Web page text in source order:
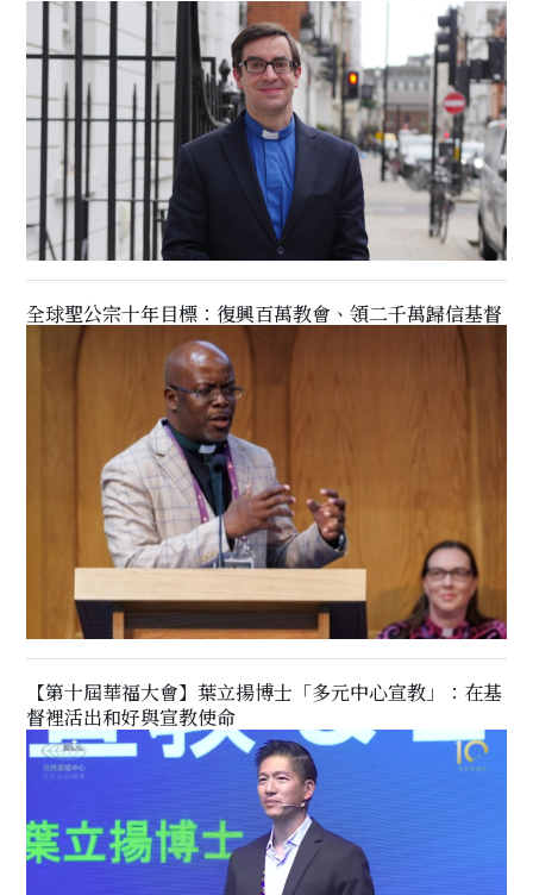
全球聖公宗十年目標：復興百萬教會、領二千萬歸信基督
【第十屆華福大會】葉立揚博士「多元中心宣教」：在基
督裡活出和好與宣教使命